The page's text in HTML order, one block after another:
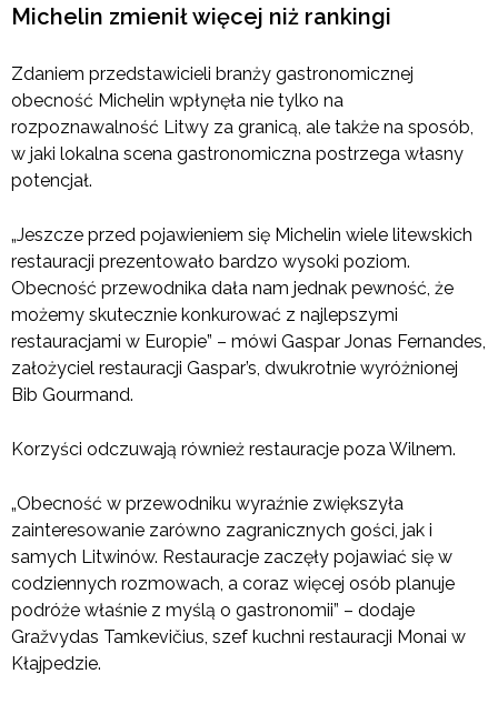
Michelin zmienił więcej niż rankingi
Zdaniem przedstawicieli branży gastronomicznej
obecność Michelin wpłynęła nie tylko na
rozpoznawalność Litwy za granicą, ale także na sposób,
w jaki lokalna scena gastronomiczna postrzega własny
potencjał.
„Jeszcze przed pojawieniem się Michelin wiele litewskich
restauracji prezentowało bardzo wysoki poziom.
Obecność przewodnika dała nam jednak pewność, że
możemy skutecznie konkurować z najlepszymi
restauracjami w Europie” – mówi Gaspar Jonas Fernandes,
założyciel restauracji Gaspar’s, dwukrotnie wyróżnionej
Bib Gourmand.
Korzyści odczuwają również restauracje poza Wilnem.
„Obecność w przewodniku wyraźnie zwiększyła
zainteresowanie zarówno zagranicznych gości, jak i
samych Litwinów. Restauracje zaczęły pojawiać się w
codziennych rozmowach, a coraz więcej osób planuje
podróże właśnie z myślą o gastronomii” – dodaje
Gražvydas Tamkevičius, szef kuchni restauracji Monai w
Kłajpedzie.